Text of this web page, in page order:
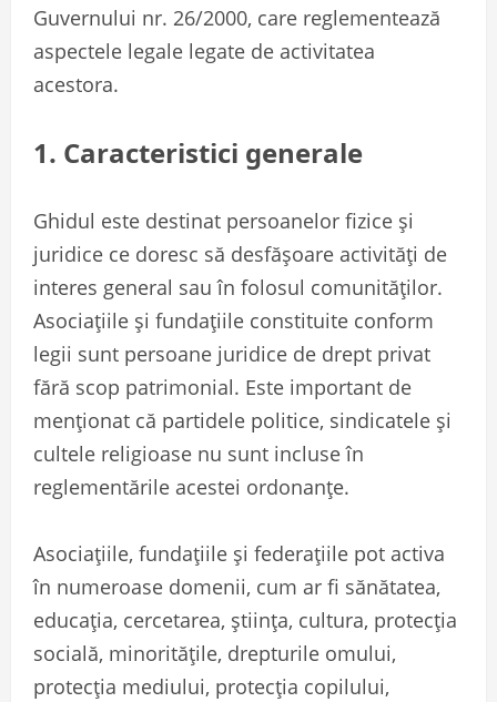
Guvernului nr. 26/2000, care reglementează
aspectele legale legate de activitatea
acestora.
1. Caracteristici generale
Ghidul este destinat persoanelor fizice și
juridice ce doresc să desfășoare activități de
interes general sau în folosul comunităților.
Asociațiile și fundațiile constituite conform
legii sunt persoane juridice de drept privat
fără scop patrimonial. Este important de
menționat că partidele politice, sindicatele și
cultele religioase nu sunt incluse în
reglementările acestei ordonanțe.
Asociațiile, fundațiile și federațiile pot activa
în numeroase domenii, cum ar fi sănătatea,
educația, cercetarea, știința, cultura, protecția
socială, minoritățile, drepturile omului,
protecția mediului, protecția copilului,